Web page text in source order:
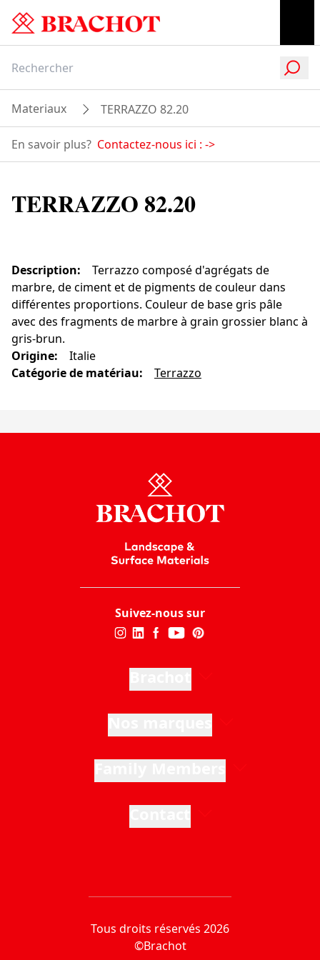
Materiaux TERRAZZO 82.20
En savoir plus? Contactez-nous ici : ->
TERRAZZO 82.20
Description:
Terrazzo composé d'agrégats de
marbre, de ciment et de pigments de couleur dans
différentes proportions. Couleur de base gris pâle
avec des fragments de marbre à grain grossier blanc à
gris-brun.
Origine:
Italie
Catégorie de matériau: Terrazzo
Suivez-nous sur
Tous droits réservés 2026
©Brachot